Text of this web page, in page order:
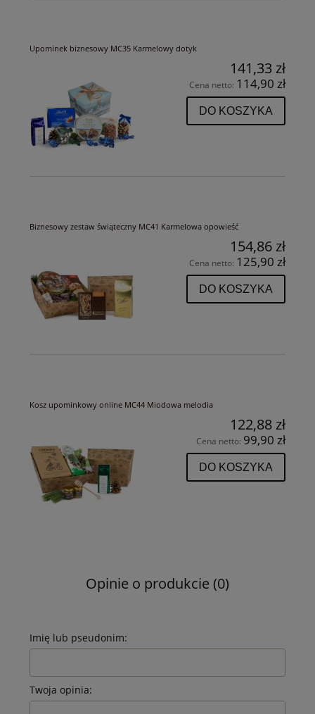
Upominek biznesowy MC35 Karmelowy dotyk
141,33 zł
Cena netto: 114,90 zł
DO KOSZYKA
Biznesowy zestaw świąteczny MC41 Karmelowa opowieść
154,86 zł
Cena netto: 125,90 zł
DO KOSZYKA
Kosz upominkowy online MC44 Miodowa melodia
122,88 zł
Cena netto: 99,90 zł
DO KOSZYKA
Opinie o produkcie (0)
Imię lub pseudonim:
Twoja opinia: